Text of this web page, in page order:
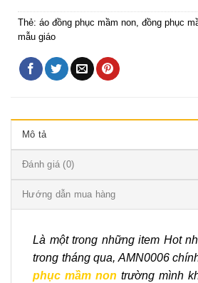
Thẻ: áo đồng phục mầm non, đồng phục
mẫu giáo
Mô tả
Đánh giá (0)
Hướng dẫn mua hàng
Là một trong những item Hot
trong tháng qua, AMN0006
phục mầm non trường mình